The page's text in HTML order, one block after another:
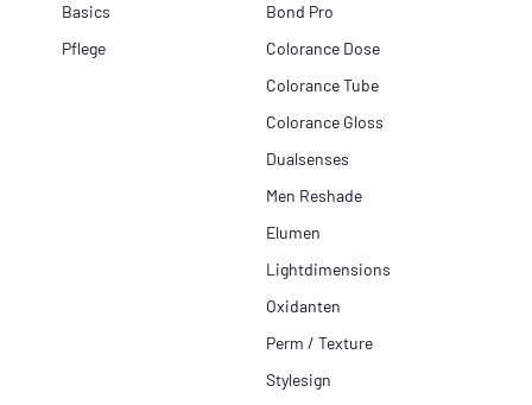
Basics
Pflege
Bond Pro
Colorance Dose
Colorance Tube
Colorance Gloss
Dualsenses
Men Reshade
Elumen
Lightdimensions
Oxidanten
Perm / Texture
Stylesign